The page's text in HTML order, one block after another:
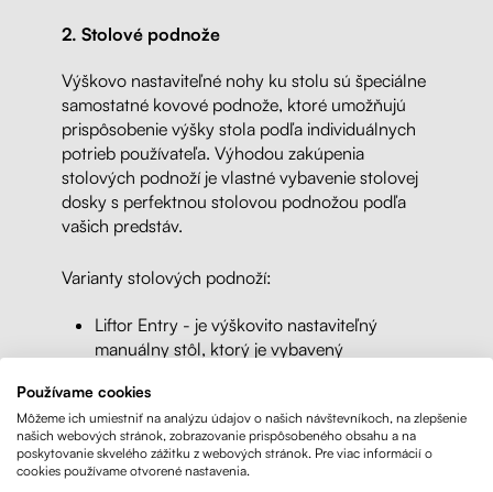
2. Stolové podnože
Výškovo nastaviteľné nohy ku stolu sú špeciálne
samostatné kovové podnože, ktoré umožňujú
prispôsobenie výšky stola podľa individuálnych
potrieb používateľa. Výhodou zakúpenia
stolových podnoží je vlastné vybavenie stolovej
dosky s perfektnou stolovou podnožou podľa
vašich predstáv.
Varianty stolových podnoží:
Liftor Entry - je výškovito nastaviteľný
manuálny stôl, ktorý je vybavený
Tento stôl je navrhnutý tak, aby umožňoval
jednoduchú a pohodlnú zmenu výšky
pracovnej plochy podľa individuálnych
potrieb používateľa bez nutnosti elektriny.
Používame cookies
Môžeme ich umiestniť na analýzu údajov o našich návštevníkoch, na zlepšenie
našich webových stránok, zobrazovanie prispôsobeného obsahu a na
poskytovanie skvelého zážitku z webových stránok. Pre viac informácií o
cookies používame otvorené nastavenia.